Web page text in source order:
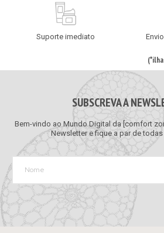
Suporte imediato
SUBSCREVA A
Bem-vindo ao Mundo Digital da [comfort
Newsletter e fique a par de